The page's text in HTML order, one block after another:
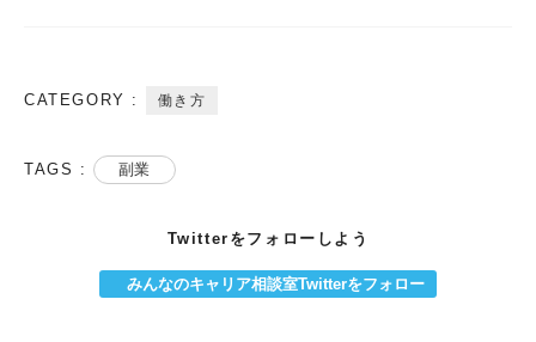
CATEGORY : 働き方
TAGS : 副業
Twitterをフォローしよう
みんなのキャリア相談室Twitterをフォロー